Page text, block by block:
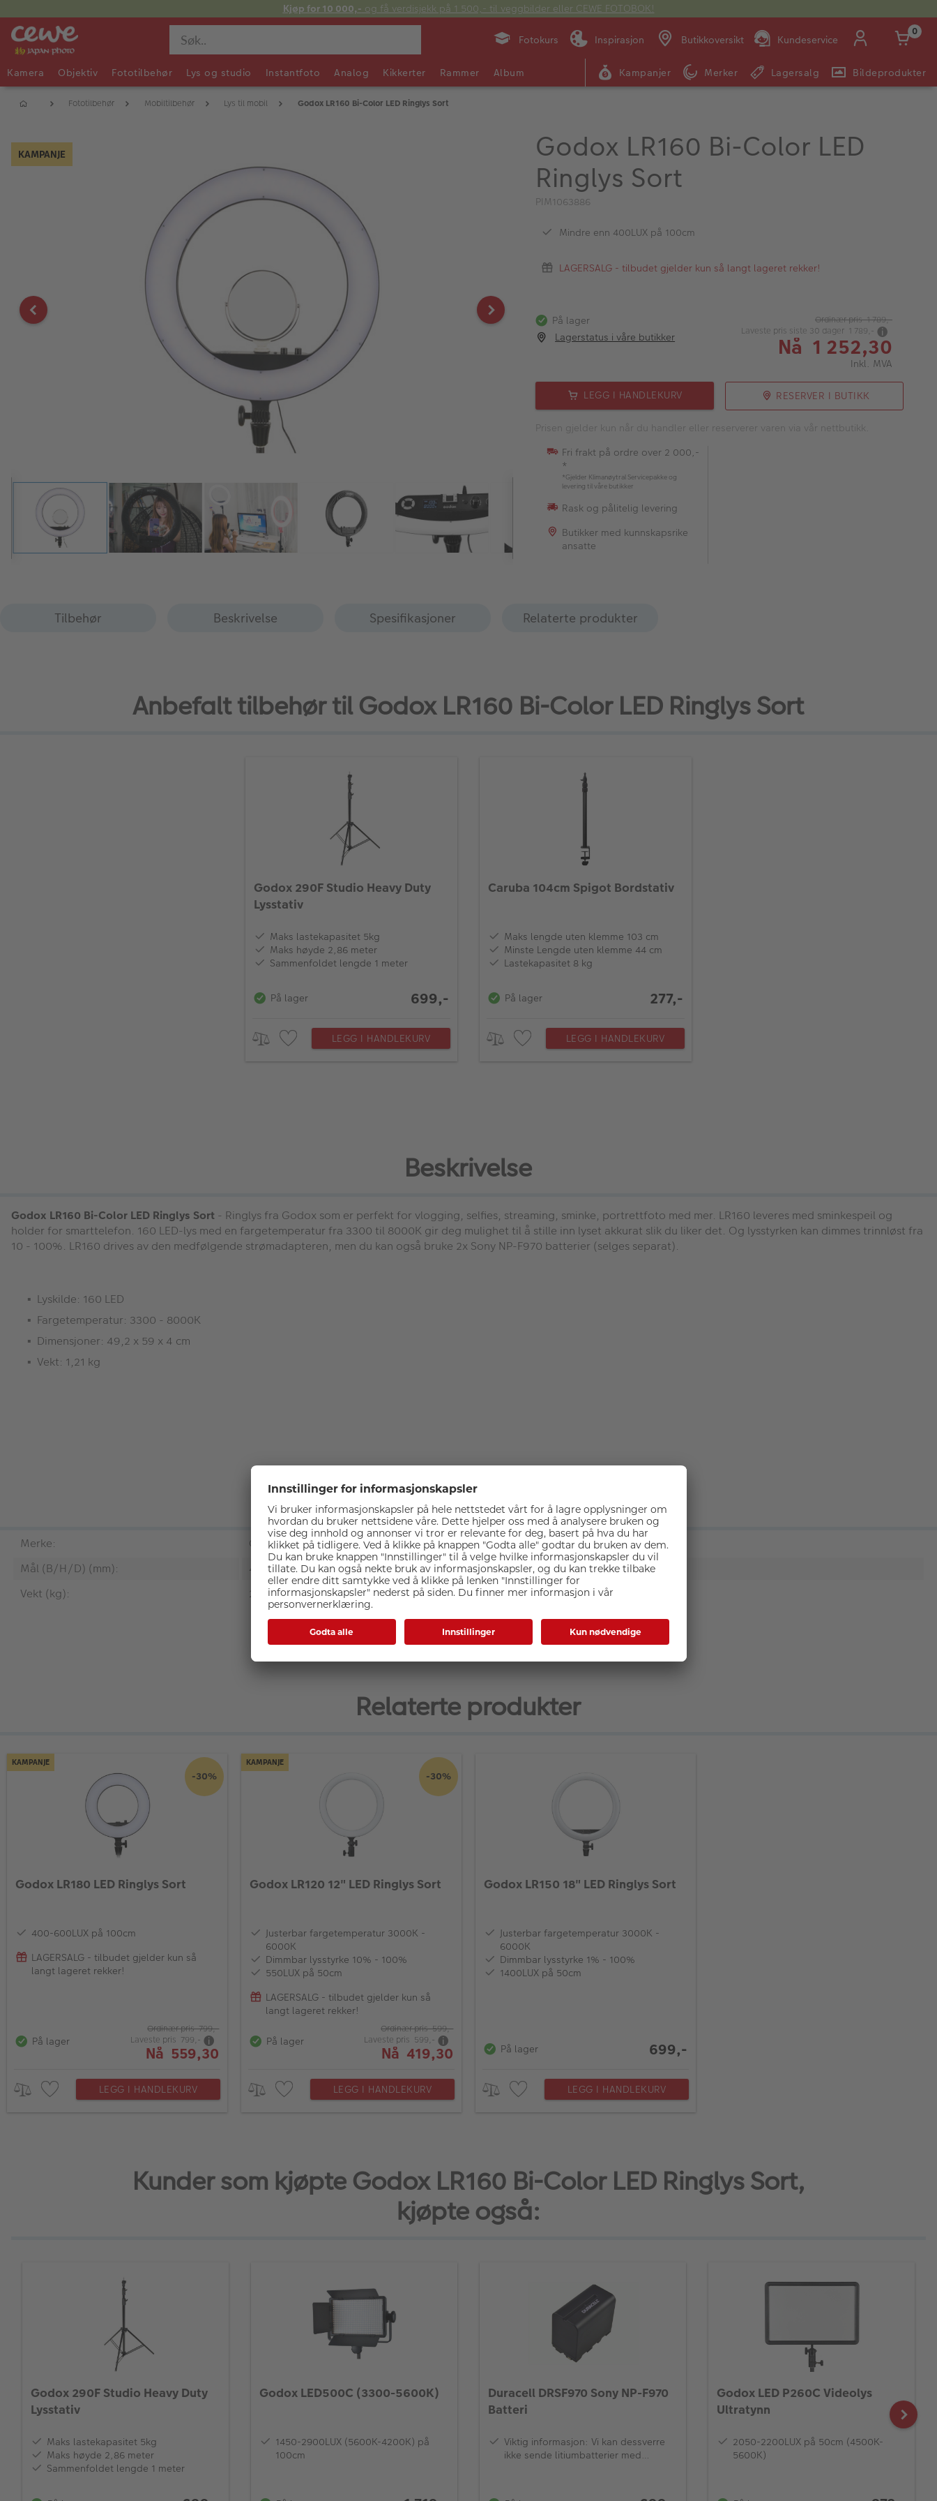
Kjøp for 10 000,- og få verdisjekk på 1 500,- til veggbilder eller CEWE FOTOBOK!
Fotokurs Inspirasjon Butikkoversikt Kundeservice
Man -
09:00 -
14:00 -
0
Kamera Objektiv Fototilbehør Lys og studio Instantfoto Analog Kikkerter Rammer Album Kampanjer Merker Lagersalg Bildeprodukter
Fototilbehør Mobiltilbehør Lys til mobil Godox LR160 Bi-Color LED Ringlys Sort
KAMPANJE
Godox LR160 Bi-Color LED
Ringlys Sort
PIM1063886
Mindre enn 400LUX på 100cm
LAGERSALG - tilbudet gjelder kun så langt lageret rekker!
På lager
Lagerstatus i våre butikker
Ordinær pris 1 789,-
Laveste pris siste 30 dager 1 789,-
Nå 1 252,30
Inkl. MVA
LEGG I HANDLEKURV RESERVER I BUTIKK
Prisen gjelder kun når du handler eller reserverer varen via vår nettbutikk.
Fri frakt på ordre over 2 000,-
*
*Gjelder Klimanøytral Servicepakke og
levering til våre butikker
Rask og pålitelig levering
Butikker med kunnskapsrike
ansatte
Tilbehør Beskrivelse Spesifikasjoner Relaterte produkter
Anbefalt tilbehør til Godox LR160 Bi-Color LED Ringlys Sort
Godox 290F Studio Heavy Duty
Lysstativ
Maks lastekapasitet 5kg
Maks høyde 2,86 meter
Sammenfoldet lengde 1 meter
På lager 699,-
LEGG I HANDLEKURV
Caruba 104cm Spigot Bordstativ
Maks lengde uten klemme 103 cm
Minste Lengde uten klemme 44 cm
Lastekapasitet 8 kg
På lager 277,-
LEGG I HANDLEKURV
Beskrivelse
Godox LR160 Bi-Color LED Ringlys Sort - Ringlys fra Godox som er perfekt for vlogging, selfies, streaming, sminke, portrettfoto med mer. LR160 leveres med sminkespeil og
holder for smarttelefon. 160 LED-lys med en fargetemperatur fra 3300 til 8000K gir deg mulighet til å stille inn lyset akkurat slik du liker det. Og lysstyrken kan dimmes trinnløst fra
10 - 100%. LR160 drives av den medfølgende strømadapteren, men du kan også bruke 2x Sony NP-F970 batterier (selges separat).
Lyskilde: 160 LED
Fargetemperatur: 3300 - 8000K
Dimensjoner: 49,2 x 59 x 4 cm
Vekt: 1,21 kg
Spesifikasjoner
Merke:
Godox
Mål (B/H/D) (mm):
49.2 x 59 x 4
Vekt (kg):
2.5
Relaterte produkter
KAMPANJE
-30%
Godox LR180 LED Ringlys Sort
400-600LUX på 100cm
LAGERSALG - tilbudet gjelder kun så
langt lageret rekker!
På lager
Ordinær pris 799,-
Laveste pris 799,-
Nå 559,30
LEGG I HANDLEKURV
KAMPANJE
-30%
Godox LR120 12" LED Ringlys Sort
Justerbar fargetemperatur 3000K -
6000K
Dimmbar lysstyrke 10% - 100%
550LUX på 50cm
LAGERSALG - tilbudet gjelder kun så
langt lageret rekker!
På lager
Ordinær pris 599,-
Laveste pris 599,-
Nå 419,30
LEGG I HANDLEKURV
Godox LR150 18" LED Ringlys Sort
Justerbar fargetemperatur 3000K -
6000K
Dimmbar lysstyrke 1% - 100%
1400LUX på 50cm
På lager 699,-
LEGG I HANDLEKURV
Kunder som kjøpte Godox LR160 Bi-Color LED Ringlys Sort,
kjøpte også:
Godox 290F Studio Heavy Duty
Lysstativ
Maks lastekapasitet 5kg
Maks høyde 2,86 meter
Sammenfoldet lengde 1 meter
Godox LED500C (3300-5600K)
1450-2900LUX (5600K-4200K) på
100cm
Duracell DRSF970 Sony NP-F970
Batteri
Viktig informasjon: Vi kan dessverre
ikke sende litiumbatterier med
Godox LED P260C Videolys
Ultratynn
2050-2200LUX på 50cm (4500K-
5600K)